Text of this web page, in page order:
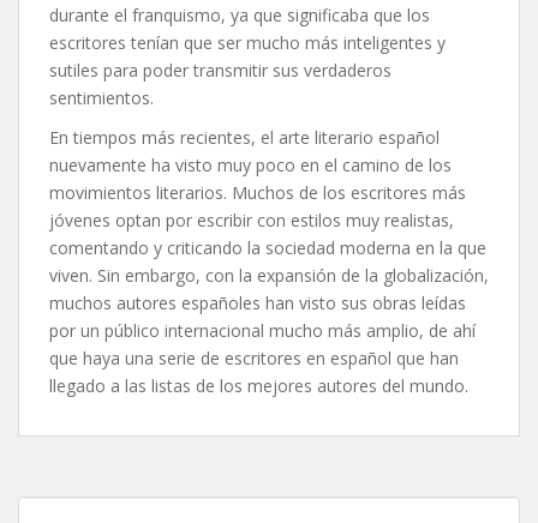
durante el franquismo, ya que significaba que los
escritores tenían que ser mucho más inteligentes y
sutiles para poder transmitir sus verdaderos
sentimientos.
En tiempos más recientes, el arte literario español
nuevamente ha visto muy poco en el camino de los
movimientos literarios. Muchos de los escritores más
jóvenes optan por escribir con estilos muy realistas,
comentando y criticando la sociedad moderna en la que
viven. Sin embargo, con la expansión de la globalización,
muchos autores españoles han visto sus obras leídas
por un público internacional mucho más amplio, de ahí
que haya una serie de escritores en español que han
llegado a las listas de los mejores autores del mundo.